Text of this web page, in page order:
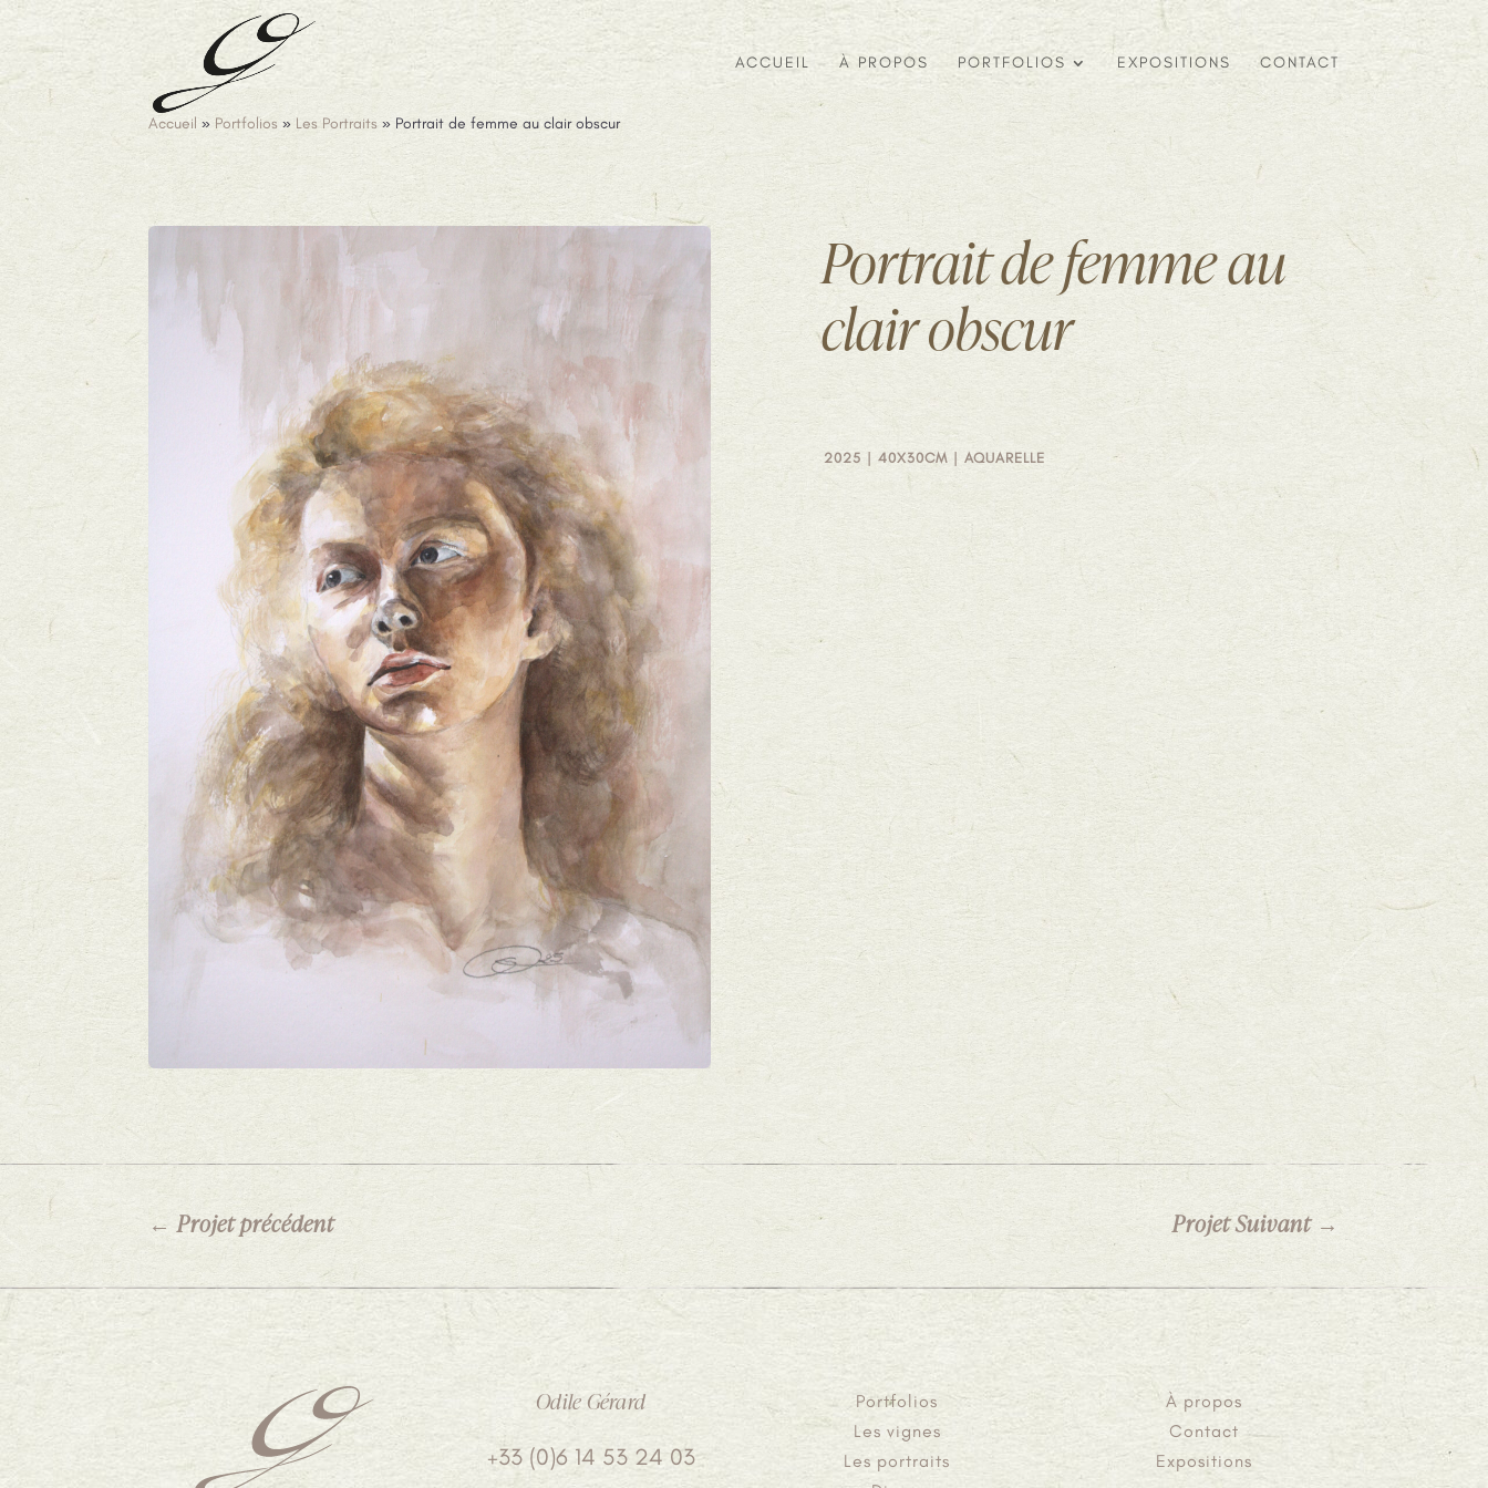
ACCUEIL À PROPOS PORTFOLIOS EXPOSITIONS CONTACT
Accueil » Portfolios » Les Portraits » Portrait de femme au clair obscur
Portrait de femme au
clair obscur
2025 | 40X30CM | AQUARELLE
←Projet précédent Projet Suivant→
Odile Gérard
+33 (0)6 14 53 24 03
Portfolios
Les vignes
Les portraits
À propos
Contact
Expositions